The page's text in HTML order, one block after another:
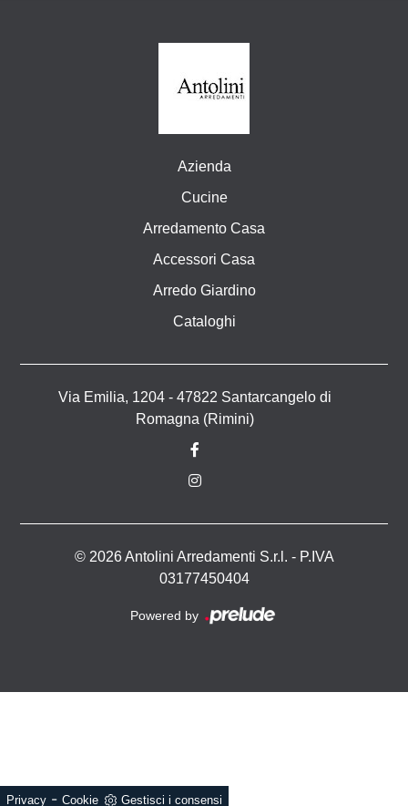
Azienda
Cucine
Arredamento Casa
Accessori Casa
Arredo Giardino
Cataloghi
Via Emilia, 1204 - 47822 Santarcangelo di
Romagna (Rimini)
© 2026 Antolini Arredamenti S.r.l. - P.IVA
03177450404
Powered by
Privacy - Cookie Gestisci i consensi